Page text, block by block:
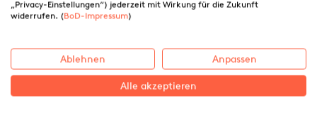
Schritt 2: Farbvariante
auswählen
„Privacy-Einstellungen“) jederzeit mit Wirkung für die Zukunft
widerrufen. (BoD-Impressum)
Ablehnen Anpassen
Alle akzeptieren